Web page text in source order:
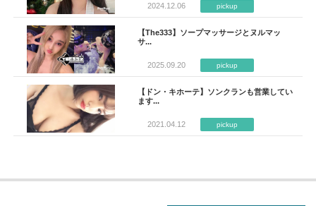
2024.12.06 pickup
【The333】ソープマッサージとヌルマッ
サ...
2025.09.20 pickup
【ドン・キホーテ】ソンクランも営業してい
ます...
2021.04.12 pickup